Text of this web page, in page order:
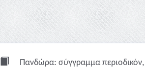
Πανδώρα: σύγγραμμα